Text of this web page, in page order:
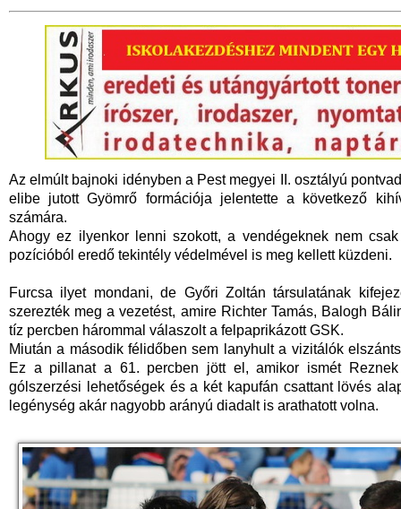
Az elmúlt bajnoki idényben a Pest megyei II. osztályú
elibe jutott Gyömrő formációja jelentette a következő
számára.
Ahogy ez ilyenkor lenni szokott, a vendégeknek nem
pozícióból eredő tekintély védelmével is meg kellett küzdeni.
Furcsa ilyet mondani, de Győri Zoltán társulatának
szerezték meg a vezetést, amire Richter Tamás, Balogh
tíz percben hárommal válaszolt a felpaprikázott GSK.
Miután a második félidőben sem lanyhult a vizitálók
Ez a pillanat a 61. percben jött el, amikor ismét
gólszerzési lehetőségek és a két kapufán csattant lövés
legénység akár nagyobb arányú diadalt is arathatott volna.